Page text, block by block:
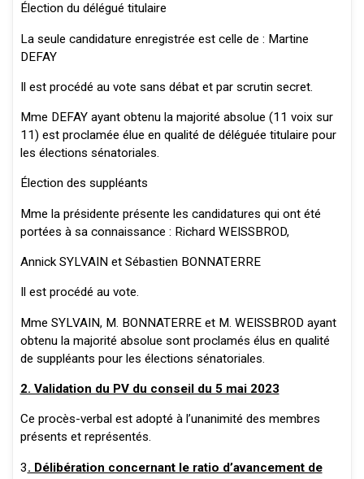
Élection du délégué titulaire
La seule candidature enregistrée est celle de : Martine
DEFAY
Il est procédé au vote sans débat et par scrutin secret.
Mme DEFAY ayant obtenu la majorité absolue (11 voix sur
11) est proclamée élue en qualité de déléguée titulaire pour
les élections sénatoriales.
Élection des suppléants
Mme la présidente présente les candidatures qui ont été
portées à sa connaissance : Richard WEISSBROD,
Annick SYLVAIN et Sébastien BONNATERRE
Il est procédé au vote.
Mme SYLVAIN, M. BONNATERRE et M. WEISSBROD ayant
obtenu la majorité absolue sont proclamés élus en qualité
de suppléants pour les élections sénatoriales.
2. Validation du PV du conseil du 5 mai 2023
Ce procès-verbal est adopté à l’unanimité des membres
présents et représentés.
3. Délibération concernant le ratio d’avancement de